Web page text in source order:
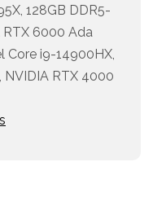
128GB DDR5-
RTX 6000 Ada
Core i9-14900HX,
NVIDIA RTX 4000